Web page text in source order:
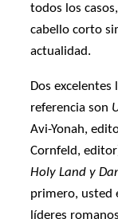
todos los
cabello corto
actualidad.
Dos
referencia son
Avi-Yonah,
Cornfeld,
Holy Land y
primero, usted
líderes